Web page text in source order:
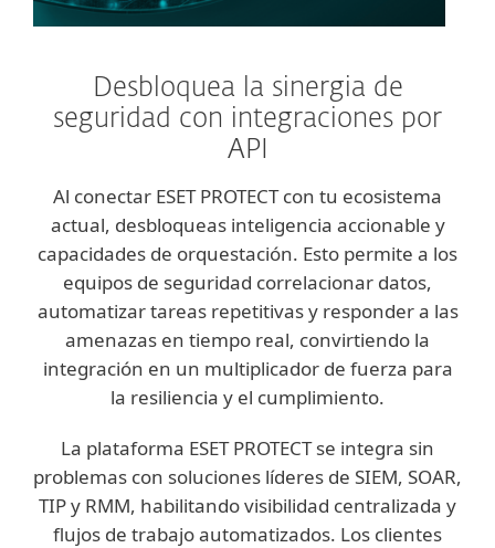
Desbloquea la sinergia de
seguridad con integraciones por
API
Al conectar ESET PROTECT con tu ecosistema
actual, desbloqueas inteligencia accionable y
capacidades de orquestación. Esto permite a los
equipos de seguridad correlacionar datos,
automatizar tareas repetitivas y responder a las
amenazas en tiempo real, convirtiendo la
integración en un multiplicador de fuerza para
la resiliencia y el cumplimiento.
La plataforma ESET PROTECT se integra sin
problemas con soluciones líderes de SIEM, SOAR,
TIP y RMM, habilitando visibilidad centralizada y
flujos de trabajo automatizados. Los clientes